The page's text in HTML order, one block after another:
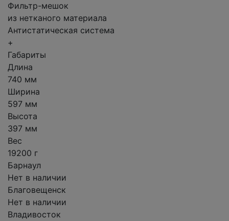
Фильтр-мешок
из нетканого материала
Антистатическая система
+
Габариты
Длина
740 мм
Ширина
597 мм
Высота
397 мм
Вес
19200 г
Барнаул
Нет в наличии
Благовещенск
Нет в наличии
Владивосток